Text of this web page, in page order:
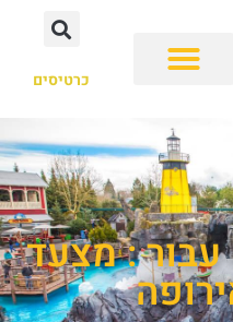
כרטיסים
: מצעד